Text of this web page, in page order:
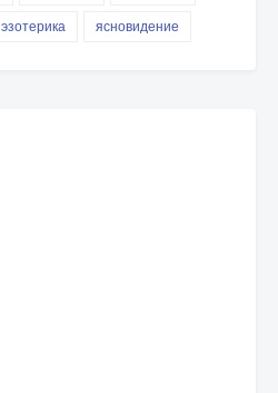
эзотерика ясновидение